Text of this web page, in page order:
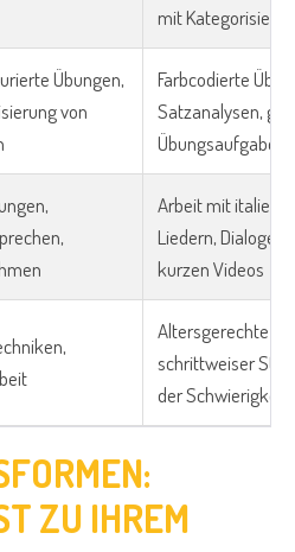
mit
Übungen,
von
Farbcodierte
Satzanalysen,
Übungsaufgaben
Arbeit mit
Liedern, Dialogen
kurzen Videos
Altersgerechte
schrittweiser
der Schwierigkeit
ZU IHREM